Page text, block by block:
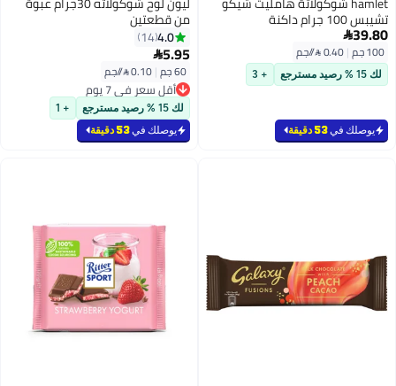
تشيبس 100 جرام داكنة
39.80
100 جم |
لك 15 % رصيد مسترجع + 3
يوصلك في53 دقيقة
من قطعتين
4.0
14
5.95
60 جم |0.10 /⁨/جم⁩
أقل سعر في 7 يوم
أقل سعر في 7 يوملك 15 % رصيد مسترجع + 1
يوصلك في53 دقيقة